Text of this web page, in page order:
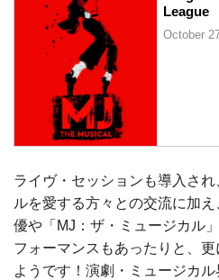
League
October
ライヴ・セッションも導入さ
ルを愛する方々との交流に加
優や「MJ：ザ・ミュージカル
フォーマンスもあったりと、
ようです！演劇・ミュージカル